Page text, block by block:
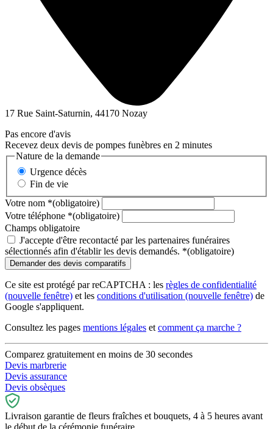
17 Rue Saint-Saturnin, 44170 Nozay
Pas encore d'avis
Recevez deux devis de pompes funèbres en 2 minutes
Nature de la demande
Urgence décès
Fin de vie
Votre nom *(obligatoire)
Votre téléphone *(obligatoire)
Champs obligatoire
J'accepte d'être recontacté par les partenaires funéraires
sélectionnés afin d'établir les devis demandés. *(obligatoire)
Ce site est protégé par reCAPTCHA : les règles de confidentialité
(nouvelle fenêtre) et les conditions d'utilisation (nouvelle fenêtre) de
Google s'appliquent.
Consultez les pages mentions légales et comment ça marche ?
Comparez gratuitement en moins de 30 secondes
Devis marbrerie
Devis assurance
Devis obsèques
Livraison garantie de fleurs fraîches et bouquets, 4 à 5 heures avant
le début de la cérémonie funéraire